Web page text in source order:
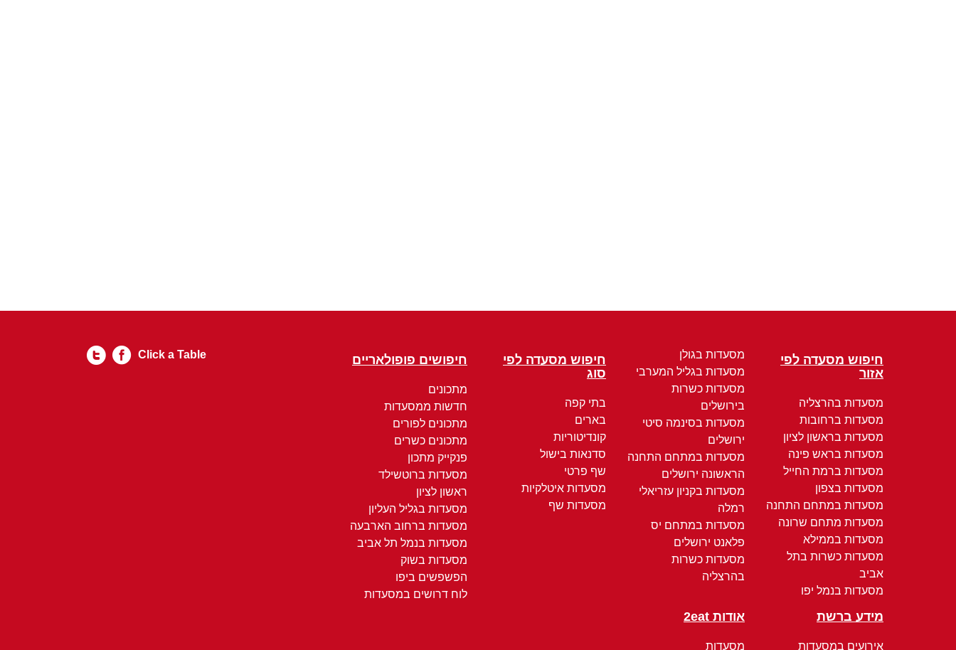
חיפוש מסעדה לפי
אזור
מסעדות בהרצליה
מסעדות ברחובות
מסעדות בראשון לציון
מסעדות בראש פינה
מסעדות ברמת החייל
מסעדות בצפון
מסעדות במתחם התחנה
מסעדות מתחם שרונה
מסעדות בממילא
מסעדות כשרות בתל
אביב
מסעדות בנמל יפו
מסעדות בגולן
מסעדות בגליל המערבי
מסעדות כשרות
בירושלים
מסעדות בסינמה סיטי
ירושלים
מסעדות במתחם התחנה
הראשונה ירושלים
מסעדות בקניון עזריאלי
רמלה
מסעדות במתחם יס
פלאנט ירושלים
מסעדות כשרות
בהרצליה
חיפוש מסעדה לפי
סוג
בתי קפה
בארים
קונדיטוריות
סדנאות בישול
שף פרטי
מסעדות איטלקיות
מסעדות שף
חיפושים פופולאריים
מתכונים
חדשות ממסעדות
מתכונים לפורים
מתכונים כשרים
פנקייק מתכון
מסעדות ברוטשילד
ראשון לציון
מסעדות בגליל העליון
מסעדות ברחוב הארבעה
מסעדות בנמל תל אביב
מסעדות בשוק
הפשפשים ביפו
לוח דרושים במסעדות
מידע ברשת
אירועים במסעדות
אודות 2eat
מסעדות
Click a Table